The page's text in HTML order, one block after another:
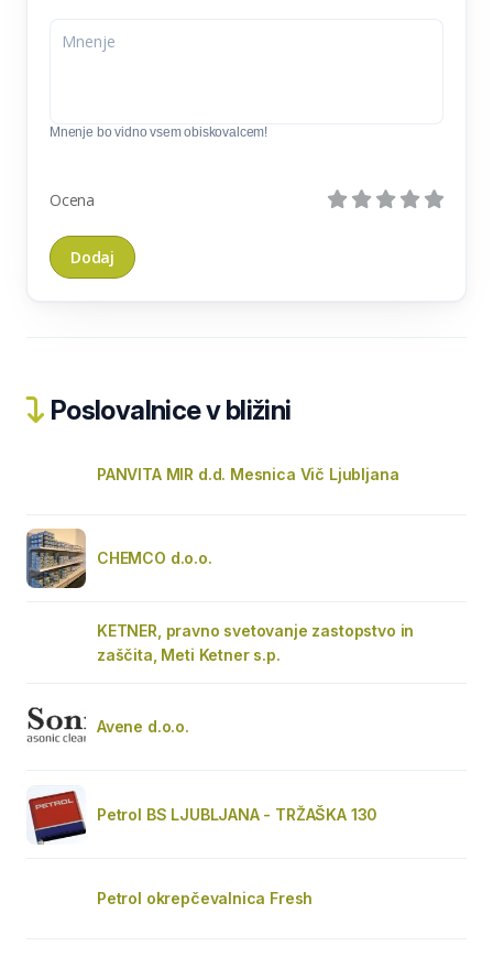
Mnenje bo vidno vsem obiskovalcem!
Ocena
Poslovalnice v bližini
PANVITA MIR d.d. Mesnica Vič Ljubljana
CHEMCO d.o.o.
KETNER, pravno svetovanje zastopstvo in
zaščita, Meti Ketner s.p.
Avene d.o.o.
Petrol BS LJUBLJANA - TRŽAŠKA 130
Petrol okrepčevalnica Fresh